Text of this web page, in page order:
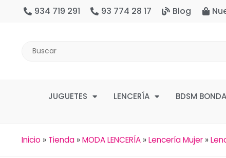
934 719 291 93 774 28 17 Blog
JUGUETES LENCERÍA BDSM
Inicio » Tienda »MODA LENCERÍA »Lencería Mujer »